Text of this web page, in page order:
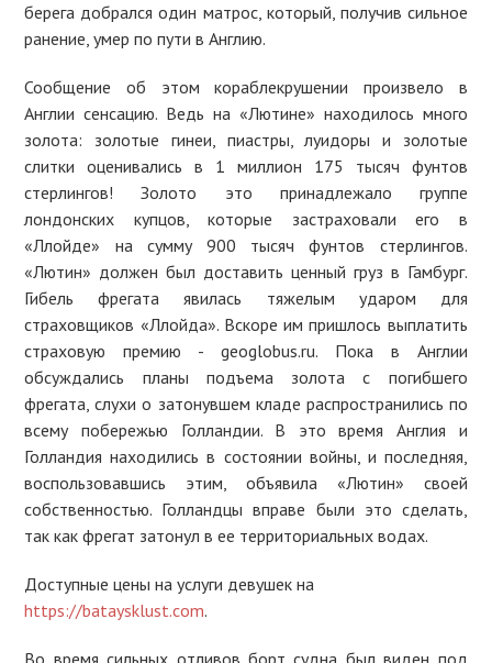
берега добрался один матрос, который, получив сильное
ранение, умер по пути в Англию.
Сообщение об этом кораблекрушении произвело в
Англии сенсацию. Ведь на «Лютине» находилось много
золота: золотые гинеи, пиастры, луидоры и золотые
слитки оценивались в 1 миллион 175 тысяч фунтов
стерлингов! Золото это принадлежало группе
лондонских купцов, которые застраховали его в
«Ллойде» на сумму 900 тысяч фунтов стерлингов.
«Лютин» должен был доставить ценный груз в Гамбург.
Гибель фрегата явилась тяжелым ударом для
страховщиков «Ллойда». Вскоре им пришлось выплатить
страховую премию - geoglobus.ru. Пока в Англии
обсуждались планы подъема золота с погибшего
фрегата, слухи о затонувшем кладе распространились по
всему побережью Голландии. В это время Англия и
Голландия находились в состоянии войны, и последняя,
воспользовавшись этим, объявила «Лютин» своей
собственностью. Голландцы вправе были это сделать,
так как фрегат затонул в ее территориальных водах.
Доступные цены на услуги девушек на
https://bataysklust.com.
Во время сильных отливов борт судна был виден под